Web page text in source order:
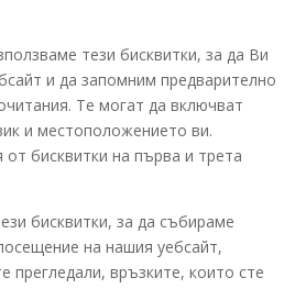
тези бисквитки, за да Ви
и да запомним предварително
Те могат да включват
и местоположението ви.
бисквитки на първа и трета
бисквитки, за да събираме
на нашия уебсайт,
прегледали, връзките, които сте